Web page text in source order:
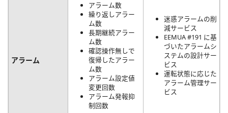
アラーム
アラーム数
繰り返しアラー
ム数
長期継続アラー
ム数
確認操作無しで
復帰したアラー
ム数
アラーム設定値
変更回数
アラーム発報抑
制回数
迷惑アラームの削
減サービス
EEMUA #191 に基
づいたアラームシ
ステムの設計サー
ビス
運転状態に応じた
アラーム管理サー
ビス